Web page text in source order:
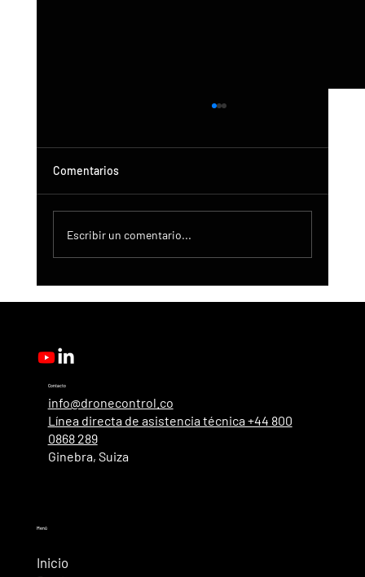
Comentarios
Escribir un comentario...
Contacto
info@dronecontrol.co
Línea directa de asistencia técnica +44 800
0868 289
Ginebra, Suiza
Menú
Inicio